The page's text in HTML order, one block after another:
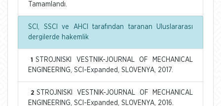
Tamamlandı.
SCI, SSCI ve AHCI tarafından taranan Uluslararası
dergilerde hakemlik
1
STROJNISKI VESTNIK-JOURNAL OF MECHANICAL
ENGINEERING, SCI-Expanded, SLOVENYA, 2017.
2 STROJNISKI VESTNIK-JOURNAL OF MECHANICAL
ENGINEERING, SCI-Expanded, SLOVENYA, 2016.